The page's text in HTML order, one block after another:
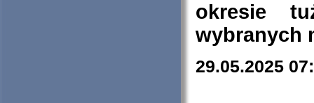
okresie
wybranych
29.05.2025